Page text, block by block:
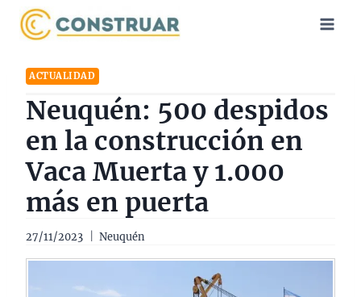
Saltar
ACTUALIDAD
Neuquén: 500 despidos
en la construcción en
Vaca Muerta y 1.000
más en puerta
27/11/2023 Neuquén